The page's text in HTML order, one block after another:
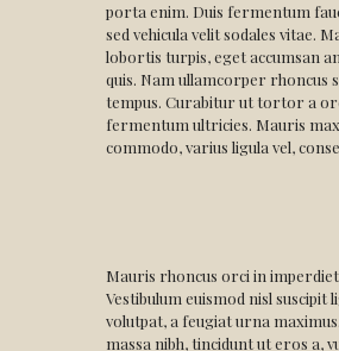
porta enim. Duis fermentum
sed vehicula velit sodales vitae.
lobortis turpis, eget accumsan
quis. Nam ullamcorper rhoncus
tempus. Curabitur ut tortor a
fermentum ultricies. Mauris
commodo, varius ligula vel,
Mauris rhoncus orci in
Vestibulum euismod nisl suscipit
volutpat, a feugiat urna
massa nibh, tincidunt ut eros a,